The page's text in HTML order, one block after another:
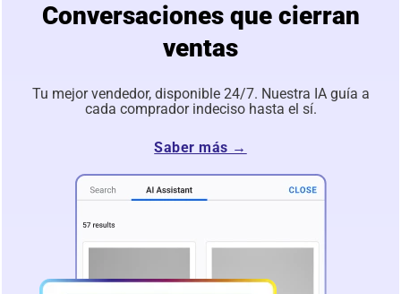
Conversaciones que cierran
ventas
Tu mejor vendedor, disponible 24/7. Nuestra IA guía a
cada comprador indeciso hasta el sí.
Saber más →